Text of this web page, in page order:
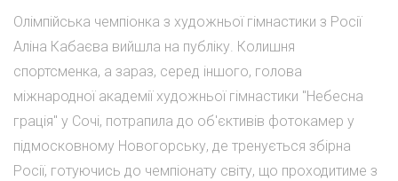
Олімпійська чемпіонка з художньої гімнастики з Росії
Аліна Кабаєва вийшла на публіку. Колишня
спортсменка, а зараз, серед іншого, голова
міжнародної академії художньої гімнастики "Небесна
грація" у Сочі, потрапила до об'єктивів фотокамер у
підмосковному Новогорську, де тренується збірна
Росії, готуючись до чемпіонату світу, що проходитиме з